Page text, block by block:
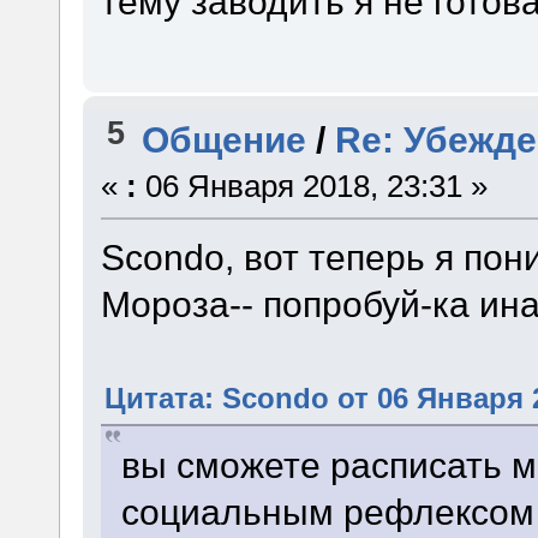
5 Общение / Re:
« : 06 Января 2018, 23:31 »
Scondo, вот теперь я
Мороза-- попробуй-ка
Цитата: Scondo от 06 Января
вы сможете расписать
социальным